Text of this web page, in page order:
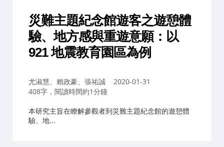
災難主題紀念館遊客之遊憩體
驗、地方感與重遊意願：以
921 地震教育園區為例
作
者：
尤淑慧、賴政豪、張祐誠
2020-01-31
408字，閱讀時間約1分鐘
本研究主旨在瞭解參觀者到災難主題紀念館的遊憩體
驗、地...